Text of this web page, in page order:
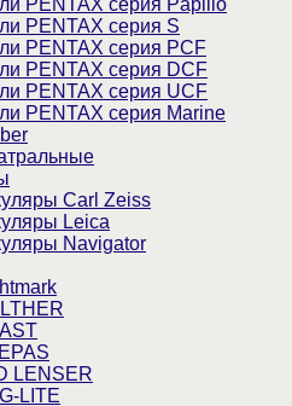
PENTAX серия Papilio
PENTAX серия S
PENTAX серия PCF
PENTAX серия DCF
PENTAX серия UCF
PENTAX серия Marine
Carl Zeiss
Leica
Navigator
LENSER
LITE